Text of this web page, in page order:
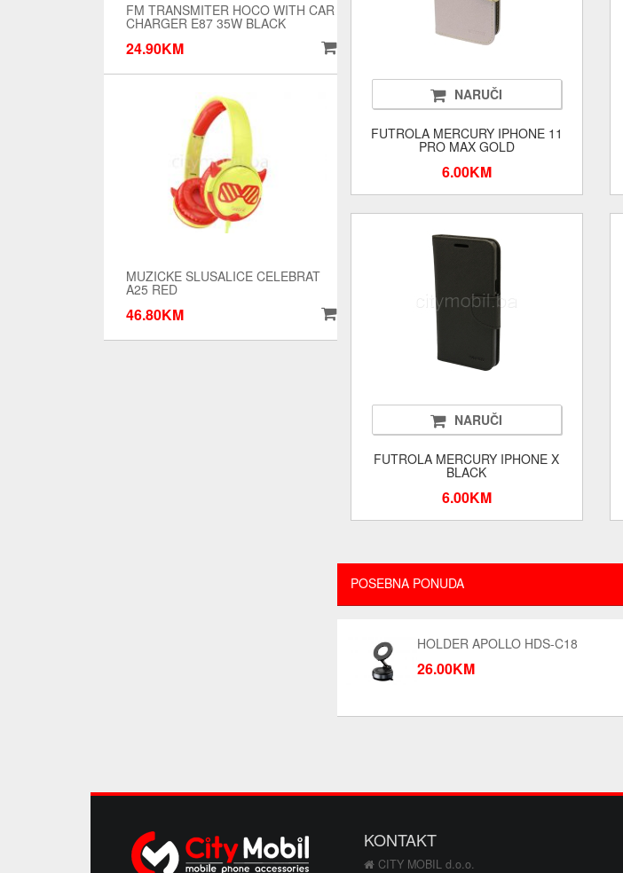
FM TRANSMITER HOCO WITH CAR
CHARGER E87 35W BLACK
24.90KM
MUZICKE SLUSALICE CELEBRAT
A25 RED
46.80KM
NARUČI
FUTROLA MERCURY IPHONE 11
PRO MAX GOLD
6.00KM
NARUČI
FUTROLA MERCURY IPHONE X
BLACK
6.00KM
POSEBNA PONUDA
HOLDER APOLLO HDS-C18
26.00KM
KONTAKT
CITY MOBIL d.o.o.